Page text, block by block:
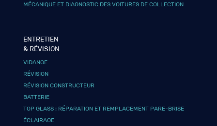
MÉCANIQUE ET DIAGNOSTIC DES VOITURES DE COLLECTION
ENTRETIEN
& RÉVISION
VIDANGE
RÉVISION
RÉVISION CONSTRUCTEUR
BATTERIE
TOP GLASS : RÉPARATION ET REMPLACEMENT PARE-BRISE
ÉCLAIRAGE